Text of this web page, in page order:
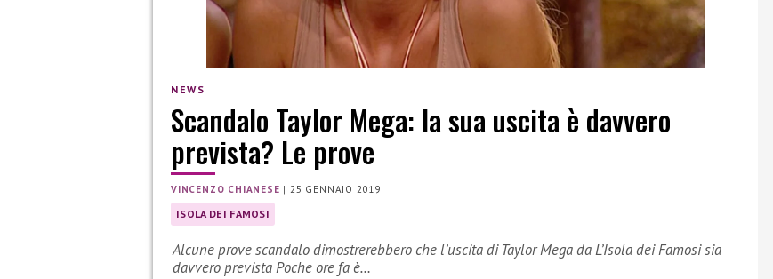
NEWS
Scandalo Taylor Mega: la sua uscita è davvero
prevista? Le prove
VINCENZO CHIANESE |25 GENNAIO 2019
ISOLA DEI FAMOSI
Alcune prove scandalo dimostrerebbero che l’uscita di Taylor Mega da L’Isola dei Famosi sia
davvero prevista Poche ore fa è…